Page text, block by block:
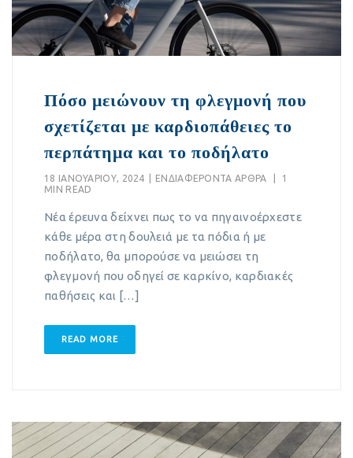
Πόσο μειώνουν τη φλεγμονή που
σχετίζεται με καρδιοπάθειες το
περπάτημα και το ποδήλατο
18 ΙΑΝΟΥΑΡΊΟΥ, 2024 EΝΔΙΑΦΈΡΟΝΤΑ ΆΡΘΡΑ
1
MIN READ
Νέα έρευνα δείχνει πως το να πηγαινοέρχεστε
κάθε μέρα στη δουλειά με τα πόδια ή με
ποδήλατο, θα μπορούσε να μειώσει τη
φλεγμονή που οδηγεί σε καρκίνο, καρδιακές
παθήσεις και […]
READ MORE